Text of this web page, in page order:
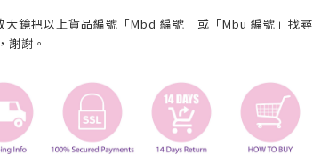
大鏡把以上貨品編號「Mbd 編號」或「Mbu 編號」找尋
謝謝。